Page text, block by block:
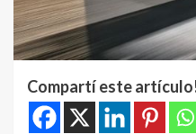
Compartí este